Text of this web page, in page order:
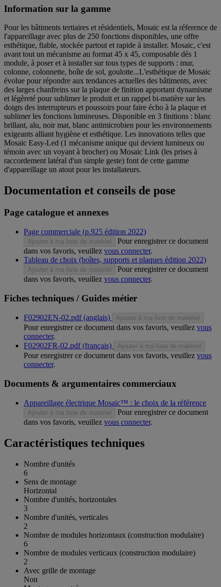
Information sur la gamme
Pour les bâtiments tertiaires et résidentiels, Mosaic est la réference de
l'appareillage avec plus de 250 fonctions disponibles, une offre
esthétique, fiable, stockée partout et rapide à installer. Mosaic, c'est
avant tout un mécanisme au format 45 x 45, composable dès 1
module, à poser et à installer sur tous types de supports : mur,
colonne, colonnette, boîte de sol, goulotte...L'esthétique de Mosaic
évolue pour répondre aux tendances actuelles des bâtiments, avec
des larges chanfreins sur la plaque de finition apportant dynamisme
et légèreté pour sublimer le produit et un rappel bi-matière sur les
doigts des interrupteurs et poussoirs pour faire écho à la plaque et
sublimer les fonctions lumineuses. Disponible en 3 finitions : blanc
brillant, alu, noir mat, blanc antimicrobien pour les environnements
exigeants alliant hygiène et esthétique. Les innovations telles que
Mosaic Easy-Led (1 mécanisme unique qui devient lumineux ou
témoin avec un voyant à brocher) ou Mosaic Link (les prises à
raccordement latéral d'un simple geste) font de cette gamme
d'appareillage un atout pour les installateurs.
Documentation et conseils de pose
Page catalogue et annexes
Page commerciale (p.925 édition 2022)
Ajouter à ma liste de matériel
Pour enregistrer ce document
dans vos favoris, veuillez vous connecter.
Tableau de choix (boîtes, supports et plaques édition 2022)
Ajouter à ma liste de matériel
Pour enregistrer ce document
dans vos favoris, veuillez vous connecter.
Fiches techniques / Guides métier
F02902EN-02.pdf (anglais) Ajouter à ma liste de matériel
Pour enregistrer ce document dans vos favoris, veuillez vous
connecter.
F02902FR-02.pdf (français)
Ajouter à ma liste de matériel
Pour enregistrer ce document dans vos favoris, veuillez vous
connecter.
Documents & argumentaires commerciaux
Appareillage électrique Mosaic™ : le choix de la référence
Ajouter à ma liste de matériel
Pour enregistrer ce document
dans vos favoris, veuillez vous connecter.
Caractéristiques techniques
Nombre d'unités
6
Sens de montage
Horizontal
Nombre d'unités, horizontales
3
Nombre d'unités, verticales
2
Nombre de modules horizontaux (construction modulaire)
6
Nombre de modules verticaux (construction modulaire)
2
Avec grille de montage
Non